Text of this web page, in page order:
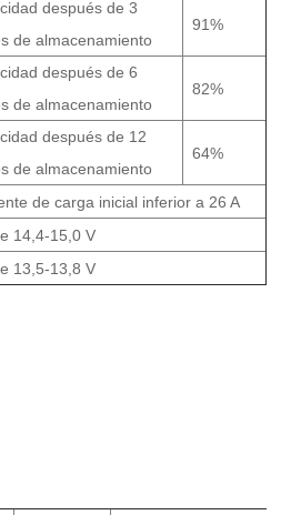
después de 3
de almacenamiento
91%
después de 6
de almacenamiento
82%
después de 12
de almacenamiento
64%
de carga inicial inferior a 26 A
14,4-15,0 V
13,5-13,8 V